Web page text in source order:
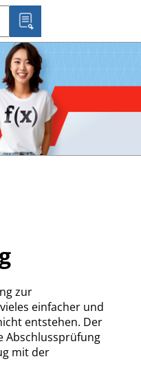
zur
einfacher und
entstehen. Der
Abschlussprüfung
mit der